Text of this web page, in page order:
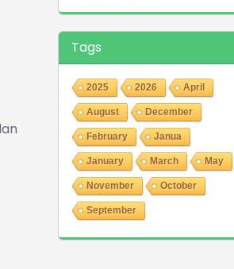
Tags
2025 2026 April
August December
February Janua
January March May
November October
September